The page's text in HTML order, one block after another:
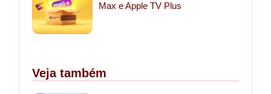
Max e Apple TV Plus
Veja também